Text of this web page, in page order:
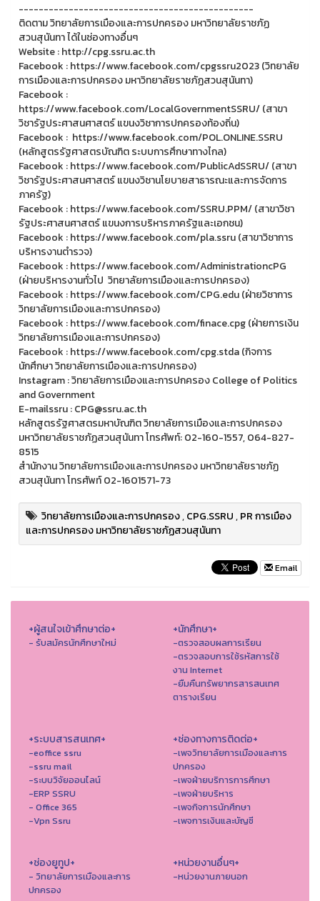
-----------------------------------------------
ติดตาม วิทยาลัยการเมืองและการปกครอง มหาวิทยาลัยราชภัฏ
สวนสุนันทา ได้ในช่องทางอื่นๆ
Website : http://cpg.ssru.ac.th
Facebook : https://www.facebook.com/cpgssru2023 (วิทยาลัย
การเมืองและการปกครอง มหาวิทยาลัยราชภัฏสวนสุนันทา)
Facebook :
https://www.facebook.com/LocalGovernmentSSRU/ (สาขา
วิชารัฐประศาสนศาสตร์ แขนงวิชาการปกครองท้องถิ่น)
Facebook : https://www.facebook.com/POL.ONLINE.SSRU
(หลักสูตรรัฐศาสตรบัณฑิต ระบบการศึกษาทางไกล)
Facebook : https://www.facebook.com/PublicAdSSRU/ (สาขา
วิชารัฐประศาสนศาสตร์ แขนงวิชานโยบายสาธารณะและการจัดการ
ภาครัฐ)
Facebook : https://www.facebook.com/SSRU.PPM/ (สาขาวิชา
รัฐประศาสนศาสตร์ แขนงการบริหารภาครัฐและเอกชน)
Facebook : https://www.facebook.com/pla.ssru (สาขาวิชาการ
บริหารงานตำรวจ)
Facebook : https://www.facebook.com/AdministrationcPG
(ฝ่ายบริหารงานทั่วไป วิทยาลัยการเมืองและการปกครอง)
Facebook : https://www.facebook.com/CPG.edu (ฝ่ายวิชาการ
วิทยาลัยการเมืองและการปกครอง)
Facebook : https://www.facebook.com/finace.cpg (ฝ่ายการเงิน
วิทยาลัยการเมืองและการปกครอง)
Facebook : https://www.facebook.com/cpg.stda (กิจการ
นักศึกษา วิทยาลัยการเมืองและการปกครอง)
Instagram : วิทยาลัยการเมืองและการปกครอง College of Politics
and Government
E-mailssru : CPG@ssru.ac.th
หลักสูตรรัฐศาสตรมหาบัณฑิต วิทยาลัยการเมืองและการปกครอง
มหาวิทยาลัยราชภัฏสวนสุนันทา โทรศัพท์: 02-160-1557, 064-827-
8515
สำนักงาน วิทยาลัยการเมืองและการปกครอง มหาวิทยาลัยราชภัฏ
สวนสุนันทา โทรศัพท์ 02-1601571-73
วิทยาลัยการเมืองและการปกครอง,CPG.SSRU,PR การเมือง
และการปกครอง มหาวิทยาลัยราชภัฏสวนสุนันทา
Email
+ผู้สนใจเข้าศึกษาต่อ+
- รับสมัครนักศึกษาใหม่
+นักศึกษา+
-ตรวจสอบผลการเรียน
-ตรวจสอบการใช้รหัสการใช้
งาน Internet
-ยืมคืนทรัพยากรสารสนเทศ
ตารางเรียน
+ระบบสารสนเทศ+
-eoffice ssru
-ssru mail
-ระบบวิจัยออนไลน์
-ERP SSRU
- Office 365
-Vpn Ssru
+ช่องทางการติดต่อ+
-เพจวิทยาลัยการเมืองและการ
ปกครอง
-เพจฝ่ายบริการการศึกษา
-เพจฝ่ายบริหาร
-เพจกิจการนักศึกษา
-เพจการเงินและบัญชี
+ช่องยูทูป+
- วิทยาลัยการเมืองและการ
ปกครอง
+หน่วยงานอื่นๆ+
-หน่วยงานภายนอก